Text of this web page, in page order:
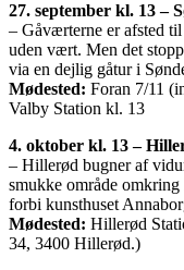
27. september kl. 13 –
– Gåværterne er afsted
uden vært. Men det
via en dejlig gåtur i
Mødested: Foran 7/11
Valby Station kl. 13
4. oktober kl. 13 –
– Hillerød bugner af
smukke område
forbi kunsthuset
Mødested: Hillerød
34, 3400 Hillerød.)